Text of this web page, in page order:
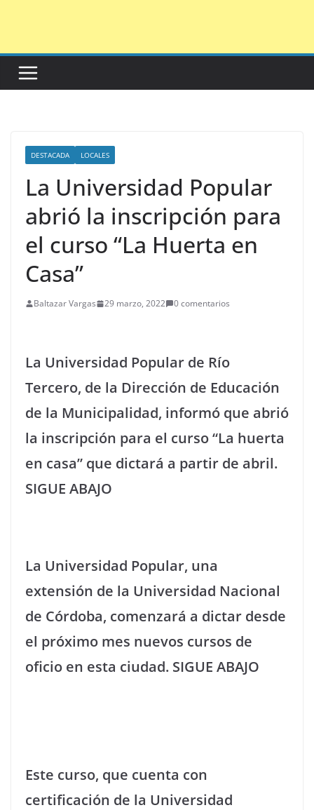
DESTACADA LOCALES
La Universidad Popular
abrió la inscripción para
el curso “La Huerta en
Casa”
Baltazar Vargas 29 marzo, 2022 0 comentarios
La Universidad Popular de Río
Tercero, de la Dirección de Educación
de la Municipalidad, informó que abrió
la inscripción para el curso “La huerta
en casa” que dictará a partir de abril.
SIGUE ABAJO
La Universidad Popular, una
extensión de la Universidad Nacional
de Córdoba, comenzará a dictar desde
el próximo mes nuevos cursos de
oficio en esta ciudad. SIGUE ABAJO
Este curso, que cuenta con
certificación de la Universidad